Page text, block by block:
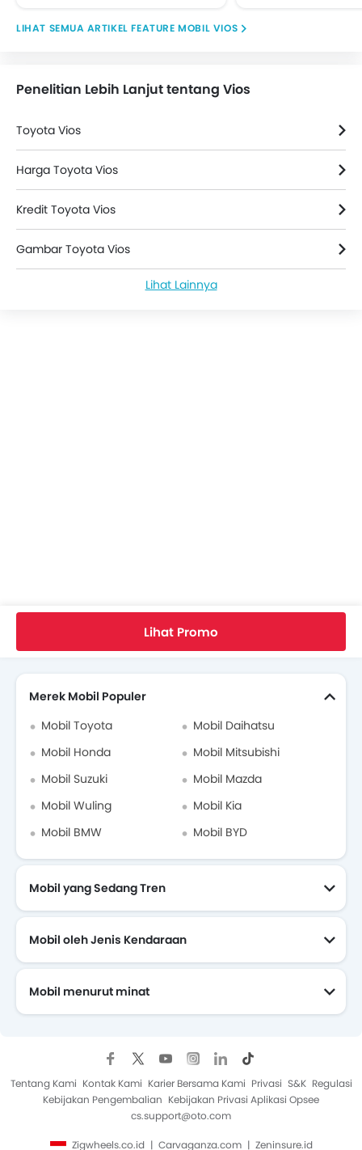
pasar sedan tidak...ARTIKEL FEATURE MOBIL VIOS
Penelitian Lebih Lanjut tentang Vios
Toyota Vios
Harga Toyota Vios
Kredit Toyota Vios
Gambar Toyota Vios
Lihat Lainnya
Lihat Promo
Cari Mobil Lain
Merek Mobil Populer
Mobil Toyota
Mobil Daihatsu
Mobil Honda
Mobil Mitsubishi
Mobil Suzuki
Mobil Mazda
Mobil Wuling
Mobil Kia
Mobil BMW
Mobil BYD
Mobil yang Sedang Tren
Mobil oleh Jenis Kendaraan
Mobil menurut minat
Tentang Kami Kontak Kami Karier Bersama Kami Privasi S&K Regulasi
Kebijakan Pengembalian Kebijakan Privasi Aplikasi Opsee
cs.support@oto.com
Zigwheels.co.id Carvaganza.com Zeninsure.id